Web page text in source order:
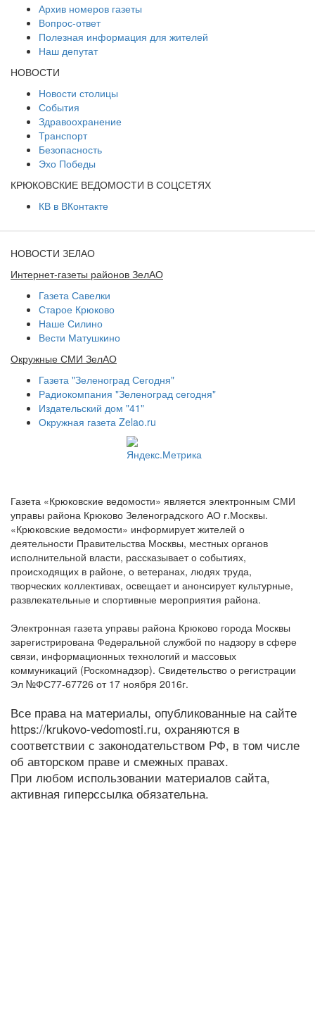
Архив номеров газеты
Вопрос-ответ
Полезная информация для жителей
Наш депутат
НОВОСТИ
Новости столицы
События
Здравоохранение
Транспорт
Безопасность
Эхо Победы
КРЮКОВСКИЕ ВЕДОМОСТИ В СОЦСЕТЯХ
КВ в ВКонтакте
НОВОСТИ ЗЕЛАО
Интернет-газеты районов ЗелАО
Газета Савелки
Старое Крюково
Наше Силино
Вести Матушкино
Окружные СМИ ЗелАО
Газета "Зеленоград Сегодня"
Радиокомпания "Зеленоград сегодня"
Издательский дом "41"
Окружная газета Zelao.ru
Газета «Крюковские ведомости» является электронным СМИ
управы района Крюково Зеленоградского АО г.Москвы.
«Крюковские ведомости» информирует жителей о
деятельности Правительства Москвы, местных органов
исполнительной власти, рассказывает о событиях,
происходящих в районе, о ветеранах, людях труда,
творческих коллективах, освещает и анонсирует культурные,
развлекательные и спортивные мероприятия района.
Электронная газета управы района Крюково города Москвы
зарегистрирована Федеральной службой по надзору в сфере
связи, информационных технологий и массовых
коммуникаций (Роскомнадзор). Свидетельство о регистрации
Эл №ФС77-67726 от 17 ноября 2016г.
Все права на материалы, опубликованные на сайте
https://krukovo-vedomosti.ru, охраняются в
соответствии с законодательством РФ, в том числе
об авторском праве и смежных правах.
При любом использовании материалов сайта,
активная гиперссылка обязательна.